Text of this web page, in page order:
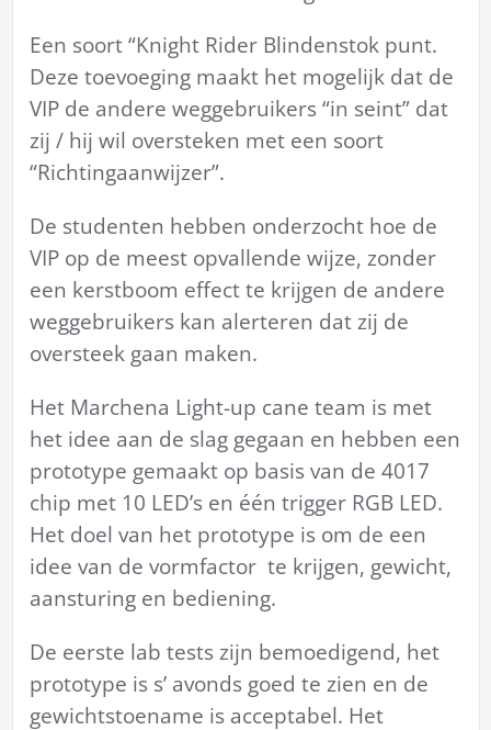
Een soort “Knight Rider Blindenstok punt.
Deze toevoeging maakt het mogelijk dat de
VIP de andere weggebruikers “in seint” dat
zij / hij wil oversteken met een soort
“Richtingaanwijzer”.
De studenten hebben onderzocht hoe de
VIP op de meest opvallende wijze, zonder
een kerstboom effect te krijgen de andere
weggebruikers kan alerteren dat zij de
oversteek gaan maken.
Het Marchena Light-up cane team is met
het idee aan de slag gegaan en hebben een
prototype gemaakt op basis van de 4017
chip met 10 LED’s en één trigger RGB LED.
Het doel van het prototype is om de een
idee van de vormfactor te krijgen, gewicht,
aansturing en bediening.
De eerste lab tests zijn bemoedigend, het
prototype is s’ avonds goed te zien en de
gewichtstoename is acceptabel. Het